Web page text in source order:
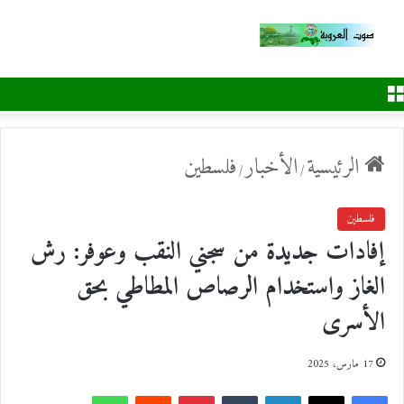
الرئيسية/الأخبار/فلسطين
فلسطين
إفادات جديدة من سجني النقب وعوفر: رش
الغاز واستخدام الرصاص المطاطي بحق
الأسرى
17 مارس، 2025